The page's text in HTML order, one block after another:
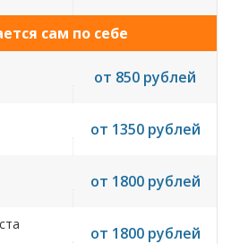
сам по себе
от 850 рублей
от 1350 рублей
от 1800 рублей
от 1800 рублей